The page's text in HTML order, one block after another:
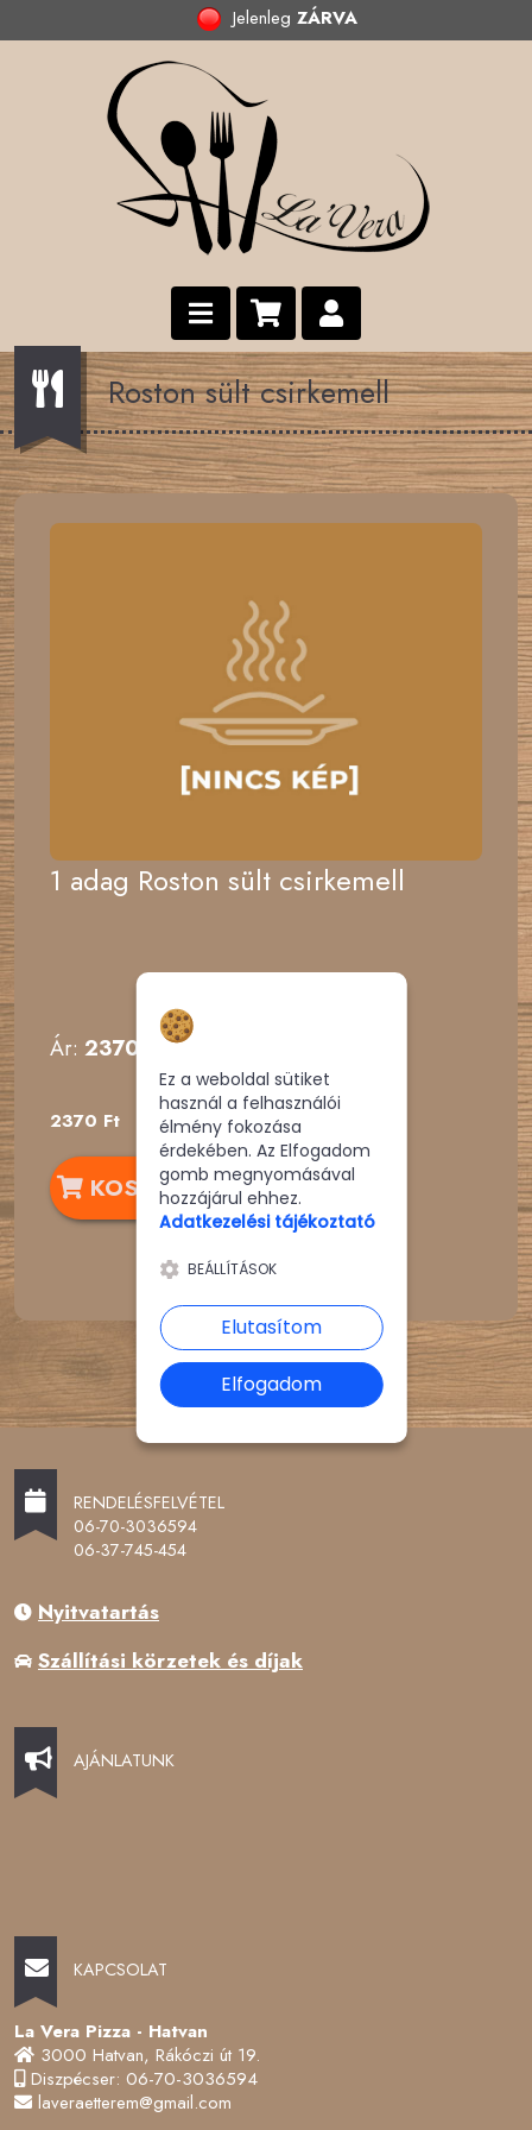
Jelenleg ZÁRVA
Roston sült csirkemell
1 adag Roston sült csirkemell
Ár: 2370 Ft
2370 Ft
KOSÁRBA
RENDELÉSFELVÉTEL
06-70-3036594
06-37-745-454
Nyitvatartás
Szállítási körzetek és díjak
AJÁNLATUNK
KAPCSOLAT
La Vera Pizza - Hatvan
3000 Hatvan, Rákóczi út 19.
Diszpécser: 06-70-3036594
laveraetterem@gmail.com
Ez a weboldal sütiket
használ a felhasználói
élmény fokozása
érdekében. Az Elfogadom
gomb megnyomásával
hozzájárul ehhez.
Adatkezelési tájékoztató
BEÁLLÍTÁSOK
Elutasítom
Elfogadom